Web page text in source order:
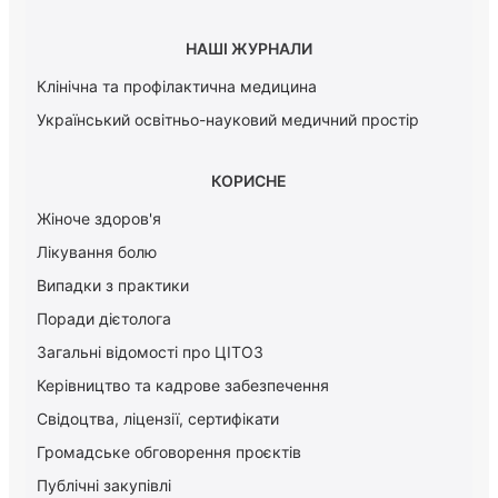
НАШІ ЖУРНАЛИ
Клінічна та профілактична медицина
Український освітньо-науковий медичний простір
КОРИСНЕ
Жіноче здоров'я
Лікування болю
Випадки з практики
Поради дієтолога
Загальні відомості про ЦІТОЗ
Керiвництво та кадрове забезпечення
Свідоцтва, ліцензії, сертифікати
Громадське обговорення проєктів
Публічні закупівлі